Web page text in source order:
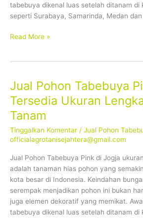
tabebuya dikenal luas setelah ditanam di
seperti Surabaya, Samarinda, Medan dan
Read More »
Jual Pohon Tabebuya
Tersedia Ukuran
Tanam
Tinggalkan Komentar / Jual Pohon
officialagrotanisejahtera@gmail.com
Jual Pohon Tabebuya Pink di Jogja
adalah tanaman hias pohon yang
kota besar di Indonesia. Keindahan
serempak menjadikan pohon ini bukan
juga elemen dekoratif yang memikat.
tabebuya dikenal luas setelah ditanam di
Jual
Pohon
Tabebuya
Pink
Jogja
–
Ukuran
Lengkap,
Siap
Tanam